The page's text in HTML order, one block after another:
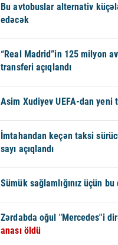
Bu avtobuslar alternativ
edəcək
“Real Madrid”in 125 milyon
transferi açıqlandı
Asim Xudiyev UEFA-dan yeni
İmtahandan keçən taksi
sayı açıqlandı
Sümük sağlamlığınız üçün
Zərdabda oğul "Mercedes"i
anası öldü